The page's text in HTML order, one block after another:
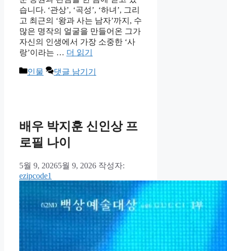
습니다. ‘관상’, ‘곡성’, ‘하녀’, 그리
고 최근의 ‘왕과 사는 남자’까지, 수
많은 명작의 얼굴을 만들어온 그가
자신의 인생에서 가장 소중한 ‘사
랑’이라는 … 더 읽기
카
인물 댓글 남기기
배우 박지훈 신인상 프
로필 나이
5월 9, 20265월 9, 2026 작성자:
ezipcode1